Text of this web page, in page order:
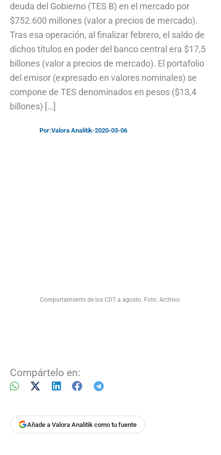
deuda del Gobierno (TES B) en el mercado por
$752.600 millones (valor a precios de mercado).
Tras esa operación, al finalizar febrero, el saldo de
dichos títulos en poder del banco central era $17,5
billones (valor a precios de mercado). El portafolio
del emisor (expresado en valores nominales) se
compone de TES denominados en pesos ($13,4
billones) […]
Por:Valora Analitik-2020-03-06
Comportamiento de los CDT a agosto. Foto: Archivo.
Compártelo en:
Añade a Valora Analitik como tu fuente